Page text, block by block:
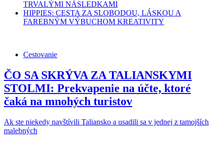
TRVALÝMI NÁSLEDKAMI
HIPPIES: CESTA ZA SLOBODOU, LÁSKOU A
FAREBNÝM VÝBUCHOM KREATIVITY
Cestovanie
ČO SA SKRÝVA ZA TALIANSKYMI
STOLMI: Prekvapenie na účte, ktoré
čaká na mnohých turistov
Ak ste niekedy navštívili Taliansko a usadili sa v jednej z tamojších
malebných